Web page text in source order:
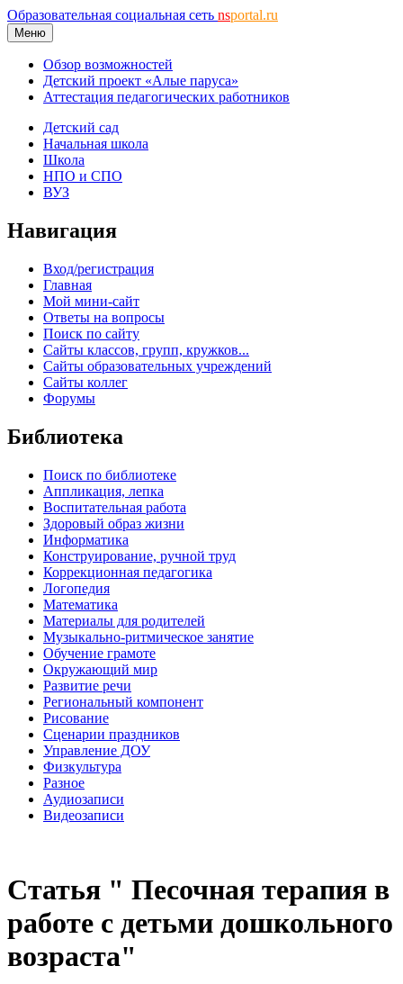
Образовательная социальная сеть nsportal.ru
Меню
Обзор возможностей
Детский проект «Алые паруса»
Аттестация педагогических работников
Детский сад
Начальная школа
Школа
НПО и СПО
ВУЗ
Навигация
Вход/регистрация
Главная
Мой мини-сайт
Ответы на вопросы
Поиск по сайту
Сайты классов, групп, кружков...
Сайты образовательных учреждений
Сайты коллег
Форумы
Библиотека
Поиск по библиотеке
Аппликация, лепка
Воспитательная работа
Здоровый образ жизни
Информатика
Конструирование, ручной труд
Коррекционная педагогика
Логопедия
Математика
Материалы для родителей
Музыкально-ритмическое занятие
Обучение грамоте
Окружающий мир
Развитие речи
Региональный компонент
Рисование
Сценарии праздников
Управление ДОУ
Физкультура
Разное
Аудиозаписи
Видеозаписи
Статья " Песочная терапия в
работе с детьми дошкольного
возраста"